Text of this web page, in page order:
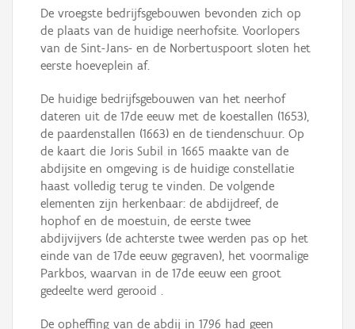
De vroegste bedrijfsgebouwen bevonden zich op
de plaats van de huidige neerhofsite. Voorlopers
van de Sint-Jans- en de Norbertuspoort sloten het
eerste hoeveplein af.
De huidige bedrijfsgebouwen van het neerhof
dateren uit de 17de eeuw met de koestallen (1653),
de paardenstallen (1663) en de tiendenschuur. Op
de kaart die Joris Subil in 1665 maakte van de
abdijsite en omgeving is de huidige constellatie
haast volledig terug te vinden. De volgende
elementen zijn herkenbaar: de abdijdreef, de
hophof en de moestuin, de eerste twee
abdijvijvers (de achterste twee werden pas op het
einde van de 17de eeuw gegraven), het voormalige
Parkbos, waarvan in de 17de eeuw een groot
gedeelte werd gerooid .
De opheffing van de abdij in 1796 had geen